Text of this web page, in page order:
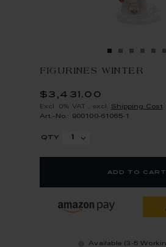
FIGURINES WINTER
$3,431.00
Excl. 0% VAT excl. Shipping Cost
Art.-No.: 900100-61065-1
qty
add to cart
Available (3-5